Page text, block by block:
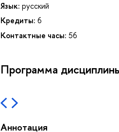
Язык: русский
Кредиты: 6
Контактные часы: 56
Программа
Аннотация